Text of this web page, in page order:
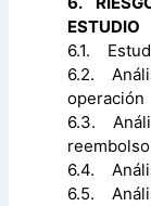
ESTUDIO
6.1.
6.2.
operación
6.3.
reembolso
6.4.
6.5.